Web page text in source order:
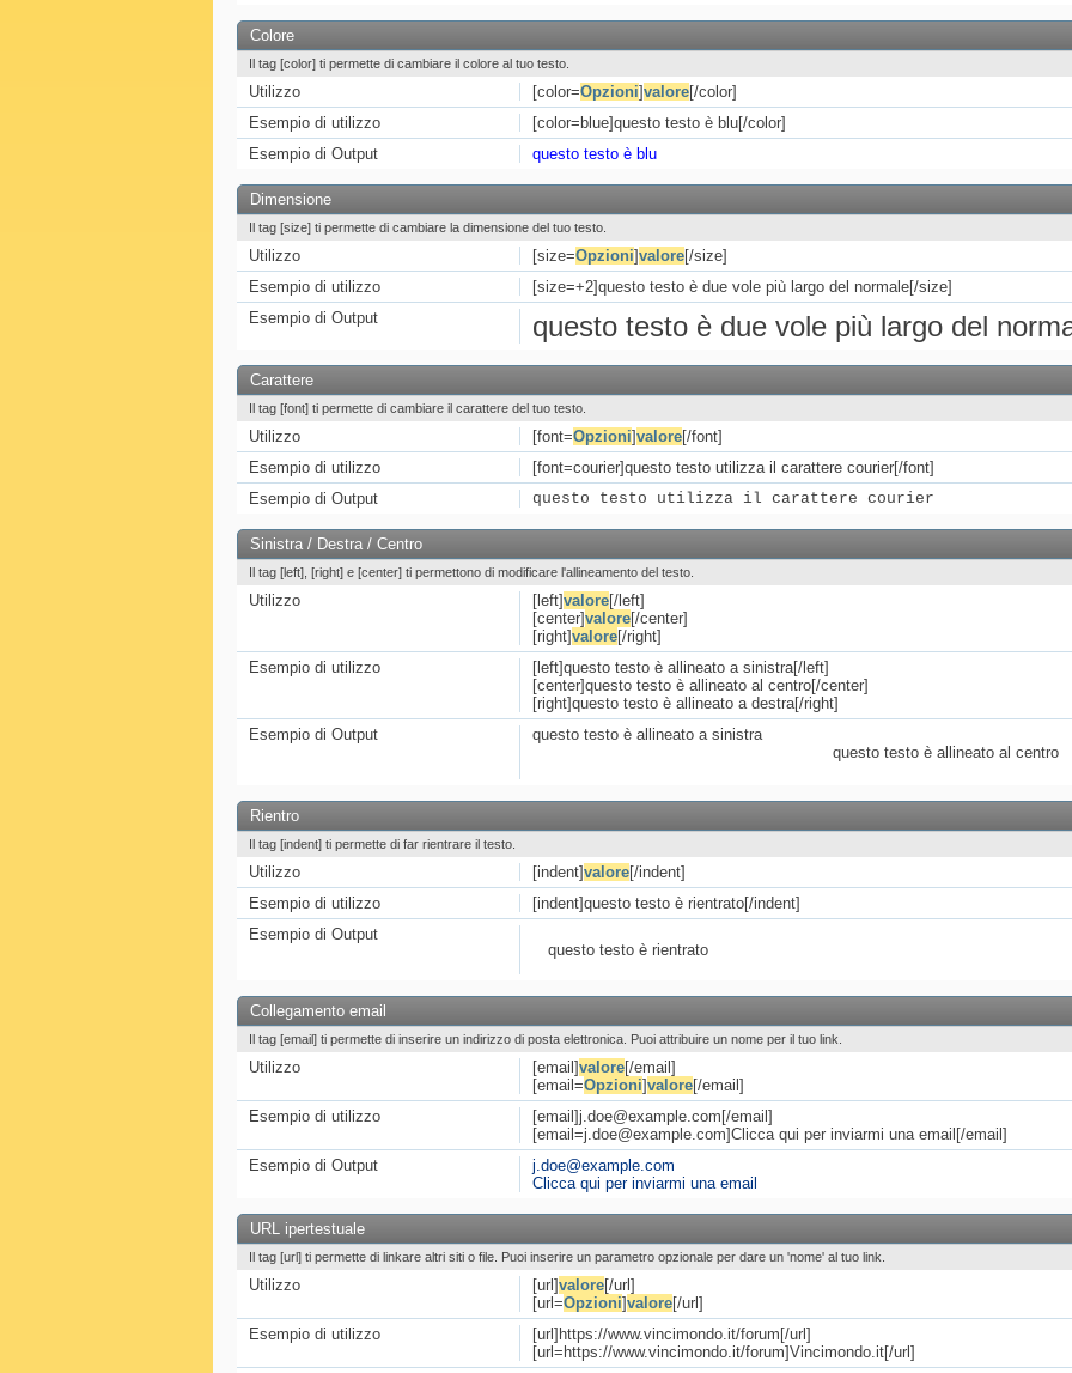
Colore
Il tag [color] ti permette di cambiare il colore al tuo testo.
[color=Opzioni]valore[/color]
Utilizzo
[color=blue]questo testo è blu[/color]
Esempio di utilizzo
questo testo è blu
Esempio di Output
Dimensione
Il tag [size] ti permette di cambiare la dimensione del tuo testo.
[size=Opzioni]valore[/size]
Utilizzo
[size=+2]questo testo è due vole più largo del normale[/size]
Esempio di utilizzo
questo testo è due vole più largo del
Esempio di Output
Carattere
Il tag [font] ti permette di cambiare il carattere del tuo testo.
[font=Opzioni]valore[/font]
Utilizzo
[font=courier]questo testo utilizza il carattere courier[/font]
Esempio di utilizzo
questo testo utilizza il carattere courier
Esempio di Output
Sinistra / Destra / Centro
Il tag [left], [right] e [center] ti permettono di modificare l'allineamento del testo.
[left]valore[/left]
[center]valore[/center]
[right]valore[/right]
Utilizzo
[left]questo testo è allineato a sinistra[/left]
[center]questo testo è allineato al centro[/center]
[right]questo testo è allineato a destra[/right]
Esempio di utilizzo
questo testo è allineato a sinistra
questo testo è allineato al centro
Esempio di Output
Rientro
Il tag [indent] ti permette di far rientrare il testo.
[indent]valore[/indent]
Utilizzo
[indent]questo testo è rientrato[/indent]
Esempio di utilizzo
questo testo è rientrato
Esempio di Output
Collegamento email
Il tag [email] ti permette di inserire un indirizzo di posta elettronica. Puoi attribuire un nome per il tuo link.
[email]valore[/email]
[email=Opzioni]valore[/email]
Utilizzo
[email]j.doe@example.com[/email]
[email=j.doe@example.com]Clicca qui per inviarmi una email[/email]
Esempio di utilizzo
j.doe@example.com
Clicca qui per inviarmi una email
Esempio di Output
URL ipertestuale
Il tag [url] ti permette di linkare altri siti o file. Puoi inserire un parametro opzionale per dare un 'nome' al tuo link.
[url]valore[/url]
[url=Opzioni]valore[/url]
Utilizzo
[url]https://www.vincimondo.it/forum[/url]
[url=https://www.vincimondo.it/forum]Vincimondo.it[/url]
Esempio di utilizzo